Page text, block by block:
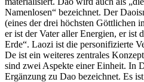
Namenlosen“ bezeichnet. Der
(eines der drei höchsten Göttlichen
er ist der Vater aller Energien, er ist
Erde“. Laozi ist die personifizierte
De ist ein weiteres zentrales
sind zwei Aspekte einer Einheit. In
Ergänzung zu Dao bezeichnet. Es